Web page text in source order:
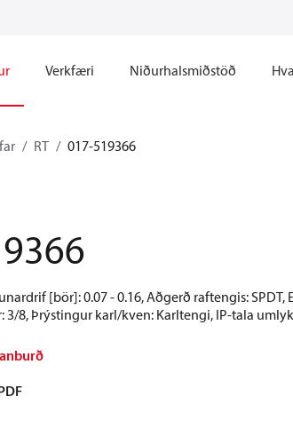
Verkfæri Niðurhalsmiðstöð
RT 017-519366
[bör]: 0.07 - 0.16, Aðgerð raftengis:
3/8, Þrýstingur karl/kven: Karltengi, IP-tala